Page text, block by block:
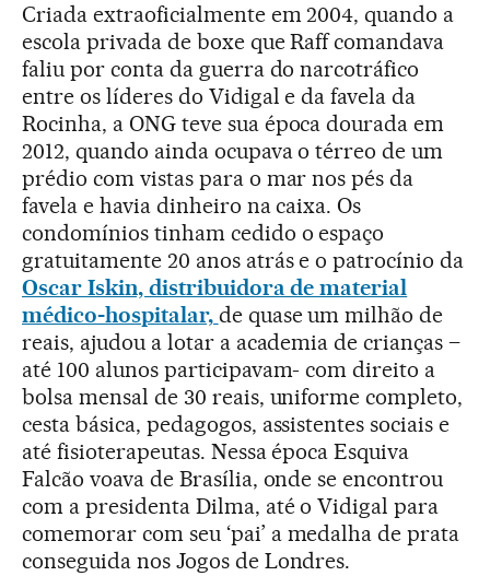
Criada extraoficialmente em 2004, quando a
escola privada de boxe que Raff comandava
faliu por conta da guerra do narcotráfico
entre os líderes do Vidigal e da favela da
Rocinha, a ONG teve sua época dourada em
2012, quando ainda ocupava o térreo de um
prédio com vistas para o mar nos pés da
favela e havia dinheiro na caixa. Os
condomínios tinham cedido o espaço
gratuitamente 20 anos atrás e o patrocínio da
Oscar Iskin, distribuidora de material
médico-hospitalar, de quase um milhão de
reais, ajudou a lotar a academia de crianças –
até 100 alunos participavam- com direito a
bolsa mensal de 30 reais, uniforme completo,
cesta básica, pedagogos, assistentes sociais e
até fisioterapeutas. Nessa época Esquiva
Falcão voava de Brasília, onde se encontrou
com a presidenta Dilma, até o Vidigal para
comemorar com seu ‘pai’ a medalha de prata
conseguida nos Jogos de Londres.